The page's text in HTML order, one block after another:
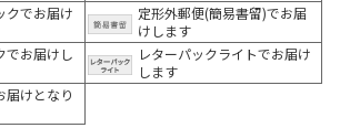
クでお届け
定形外郵便(簡易書留)でお届
けします
でお届けし
レターパックライトでお届け
します
届けとなり